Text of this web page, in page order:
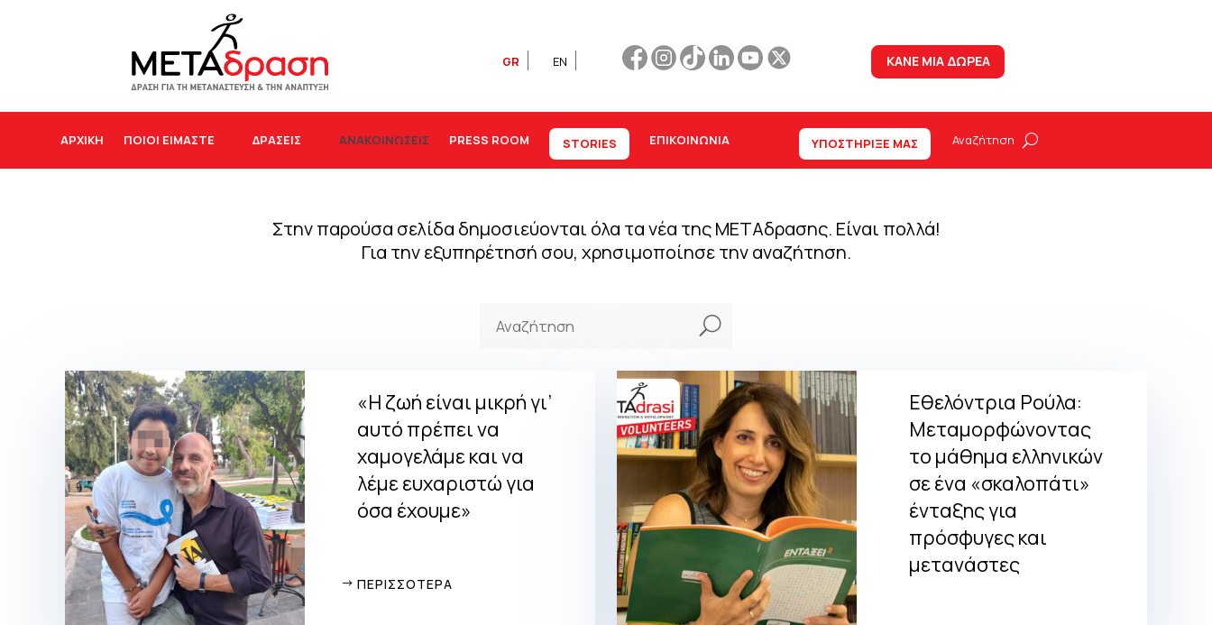
GR EN ΚΑΝΕ ΜΙΑ ΔΩΡΕΑ
ΑΡΧΙΚΉ ΠΟΙΟΙ ΕΙΜΑΣΤΕ ΔΡΆΣΕΙΣ ΑΝΑΚΟΙΝΩΣΕΙΣ PRESS ROOM STORIES ΕΠΙΚΟΙΝΩΝΊΑ ΥΠΟΣΤΗΡΙΞΕ ΜΑΣ
Στην παρούσα σελίδα δημοσιεύονται όλα τα νέα της ΜΕΤΑδρασης. Είναι πολλά!
Για την εξυπηρέτησή σου, χρησιμοποίησε την αναζήτηση.
U
«Η ζωή είναι μικρή γι’
αυτό πρέπει να
χαμογελάμε και να
λέμε ευχαριστώ για
όσα έχουμε»
ΠΕΡΙΣΣΟΤΕΡΑ
Εθελόντρια Ρούλα:
Μεταμορφώνοντας
το μάθημα ελληνικών
σε ένα «σκαλοπάτι»
ένταξης για
πρόσφυγες και
μετανάστες